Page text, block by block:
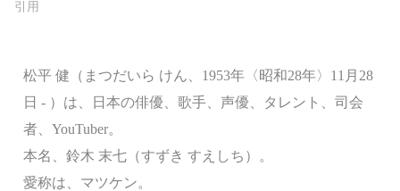
松平 健（まつだいら けん、1953年〈昭和28年〉11月28
日 - ）は、日本の俳優、歌手、声優、タレント、司会
者、YouTuber。
本名、鈴木 末七（すずき すえしち）。
愛称は、マツケン。